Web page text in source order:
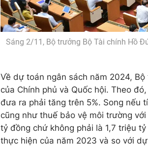
Sáng 2/11, Bộ trưởng Bộ Tài chính Hồ
Về dự toán ngân sách năm 2024,
của Chính phủ và Quốc hội. Theo
đưa ra phải tăng trên 5%. Song nếu
cũng như thuế bảo vệ môi trường
tỷ đồng chứ không phải là 1,7 triệu
thực hiện của năm 2023 và so với